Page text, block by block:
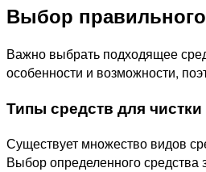
Выбор
Важно выбрать подходящее
особенности и возможности,
Типы средств для чистки
Существует множество видов
Выбор определенного средства